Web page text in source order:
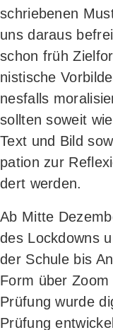
schrie­be­nen
uns dar­aus
schon früh
nis­ti­sche
nes­falls
soll­ten soweit
Text und Bild
pa­ti­on zur
dert werden.
Ab Mit­te
des Lock­downs
der Schu­le bis
Form über
Prü­fung wur­de
Prü­fung